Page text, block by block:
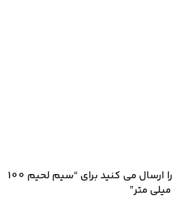
اولین نفری باشید که دیدگاهی را ارسال می کنید برای “سیم لحیم 100